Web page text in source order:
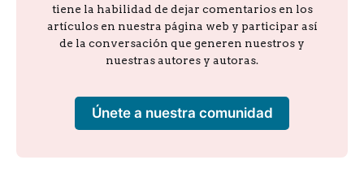
tiene la habilidad de dejar comentarios en los
artículos en nuestra página web y participar así
de la conversación que generen nuestros y
nuestras autores y autoras.
Únete a nuestra comunidad